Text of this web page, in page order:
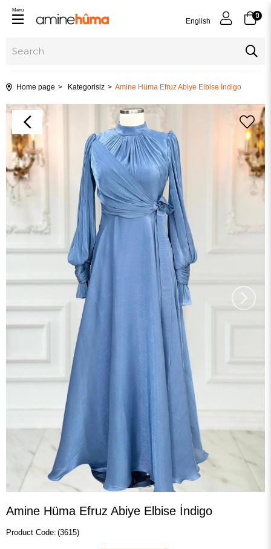
English
0
Menu
Home page Kategorisiz Amine Hüma Efruz Abiye Elbise İndigo
›
Amine Hüma Efruz Abiye Elbise İndigo
(3615)